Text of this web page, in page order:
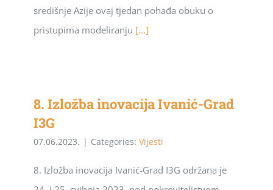
središnje Azije ovaj tjedan pohađa obuku o
pristupima modeliranju [...]
8. Izložba inovacija Ivanić-Grad
I3G
07.06.2023. | Categories: Vijesti
8. Izložba inovacija Ivanić-Grad I3G održana je